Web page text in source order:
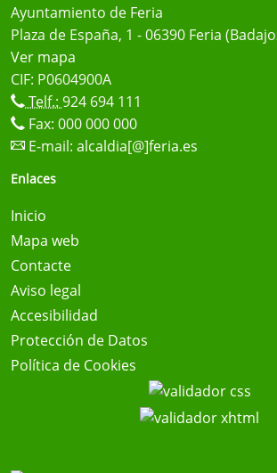
Ayuntamiento de Feria
Plaza de España, 1 - 06390 Feria
Ver mapa
CIF: P0604900A
Telf.: 924 694 111
Fax: 000 000 000
E-mail: alcaldia[@]feria.es
Enlaces
Inicio
Mapa web
Contacte
Aviso legal
Accesibilidad
Protección de Datos
Política de Cookies